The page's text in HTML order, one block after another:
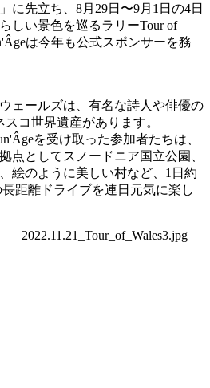
に先立ち、 8月 29日〜9月 1 日の4日
しい景色を巡るラリーTour of
は今年も公式スポンサーを務
ェールズは、有名な詩人や俳優の
スコ世界遺産があります。
を受け取った参加者たちは、
点としてスノードニア国立公園、
絵のように美しい村など、 1 日約
長距離ドライブを連日元気に楽し